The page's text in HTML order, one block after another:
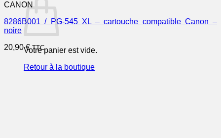
Votre panier est vide.
Retour à la boutique
CANON
8286B001 / PG-545 XL – cartouche compatible Canon –
noire
20,90€ TTC